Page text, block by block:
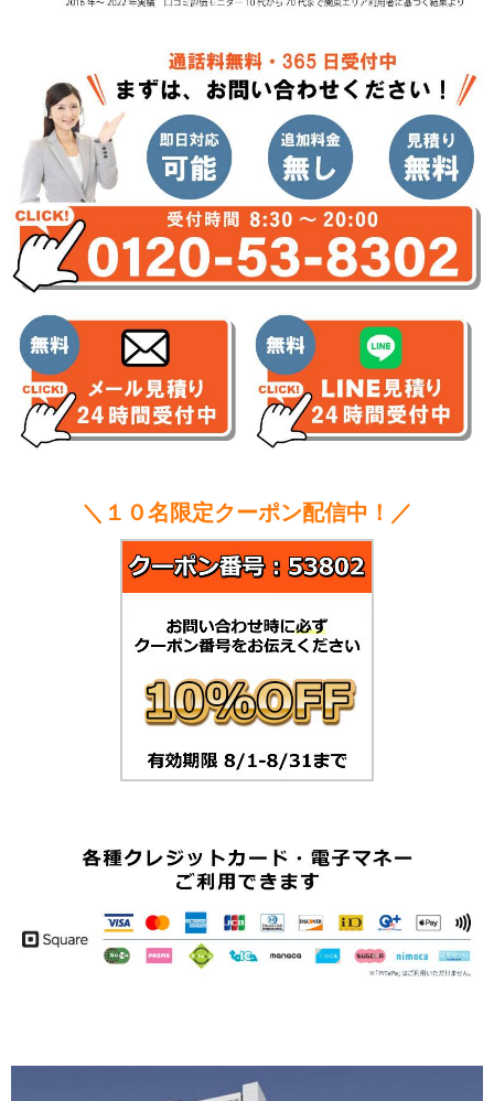
＼１０名限定クーポン配信中！／